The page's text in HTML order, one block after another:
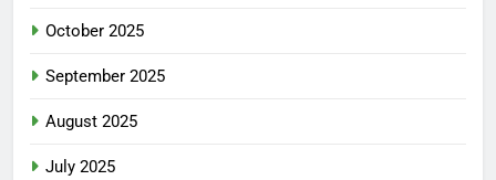
October 2025
September 2025
August 2025
July 2025